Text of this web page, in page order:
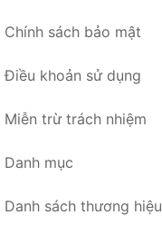
Chính sách bảo mật
Điều khoản sử dụng
Miễn trừ trách nhiệm
Danh mục
Danh sách thương hiệu